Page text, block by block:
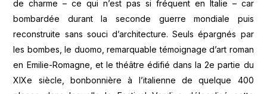
de charme – ce qui n’est pas si fréquent en Italie – car
bombardée durant la seconde guerre mondiale puis
reconstruite sans souci d’architecture. Seuls épargnés par
les bombes, le duomo, remarquable témoignage d’art roman
en Emilie-Romagne, et le théâtre édifié dans la 2e partie du
XIXe siècle, bonbonnière à l’italienne de quelque 400